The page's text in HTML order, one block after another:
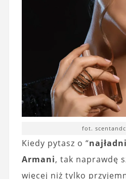
fot.
Kiedy pytasz o “
Armani, tak naprawdę
więcej niż tylko